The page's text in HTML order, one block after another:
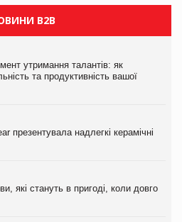
B2B
утримання талантів: як
та продуктивність вашої
презентувала надлегкі керамічні
які стануть в пригоді, коли довго